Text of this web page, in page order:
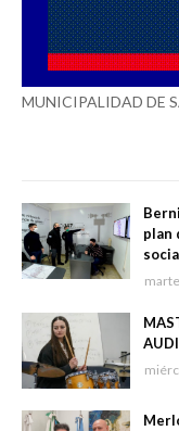
MUNICIPALIDAD DE
plan